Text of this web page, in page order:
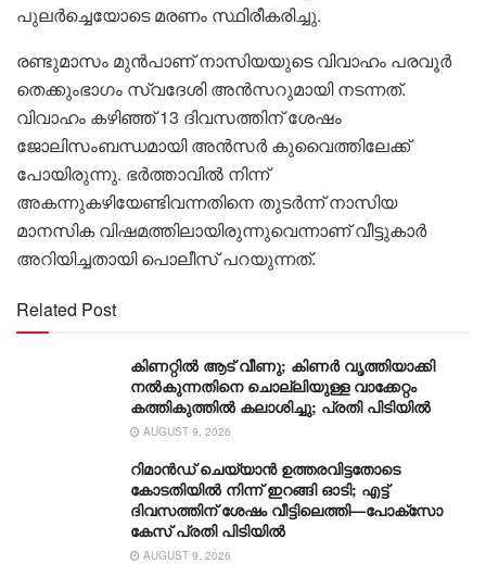
പുലർച്ചെയോടെ മരണം സ്ഥിരീകരിച്ചു.
രണ്ടുമാസം മുൻപാണ് നാസിയയുടെ വിവാഹം പരവൂർ
തെക്കുംഭാഗം സ്വദേശി അൻസറുമായി നടന്നത്.
വിവാഹം കഴിഞ്ഞ് 13 ദിവസത്തിന് ശേഷം
ജോലിസംബന്ധമായി അൻസർ കുവൈത്തിലേക്ക്
പോയിരുന്നു. ഭർത്താവിൽ നിന്ന്
അകന്നുകഴിയേണ്ടിവന്നതിനെ തുടർന്ന് നാസിയ
മാനസിക വിഷമത്തിലായിരുന്നുവെന്നാണ് വീട്ടുകാർ
അറിയിച്ചതായി പൊലീസ് പറയുന്നത്.
Related Post
കിണറ്റിൽ ആട് വീണു; കിണർ വൃത്തിയാക്കി
നൽകുന്നതിനെ ചൊല്ലിയുള്ള വാക്കേറ്റം
കത്തികുത്തിൽ കലാശിച്ചു; പ്രതി പിടിയിൽ
AUGUST 9, 2026
റിമാൻഡ് ചെയ്യാൻ ഉത്തരവിട്ടതോടെ
കോടതിയിൽ നിന്ന് ഇറങ്ങി ഓടി; എട്ട്
ദിവസത്തിന് ശേഷം വീട്ടിലെത്തി—പോക്സോ
കേസ് പ്രതി പിടിയിൽ
AUGUST 9, 2026